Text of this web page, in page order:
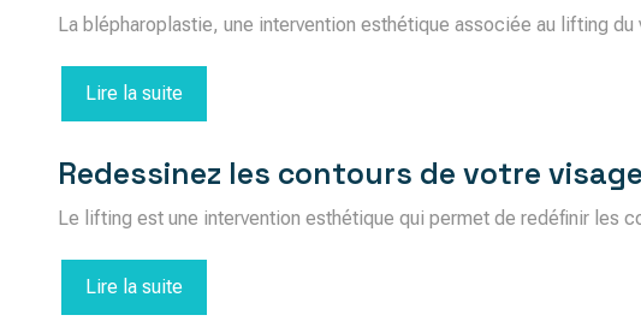
La blépharoplastie, une intervention esthétique associée au lifting
Lire la suite
Redessinez les contours de votre
Le lifting est une intervention esthétique qui permet de redéfinir les
Lire la suite